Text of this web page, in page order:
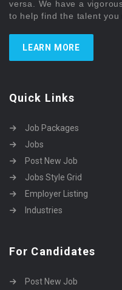
versa. We have a
to help find the talent you
LEARN MORE
Quick Links
Job Packages
Jobs
Post New Job
Jobs Style Grid
Employer Listing
Industries
For Candidates
Post New Job